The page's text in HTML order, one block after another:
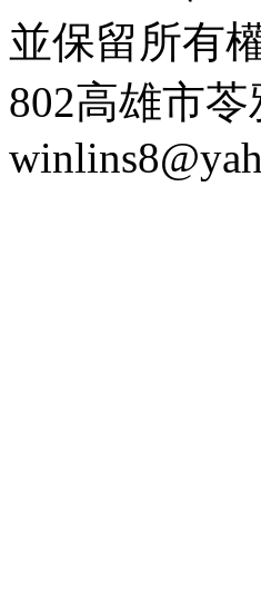
並保留所有
802高雄市苓